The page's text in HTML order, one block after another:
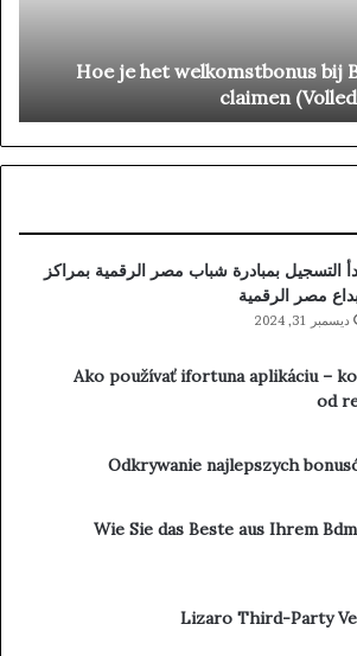
Hoe je het welkomstbonus bij
claimen
التسجيل بمبادرة شباب مصر الرقمية بمراكز
مصر الرقمية
ديسمبر 31, 2024
Ako používať ifortuna aplikáciu –
od
Odkrywanie najlepszych
Wie Sie das Beste aus Ihrem
Lizaro Third-Party